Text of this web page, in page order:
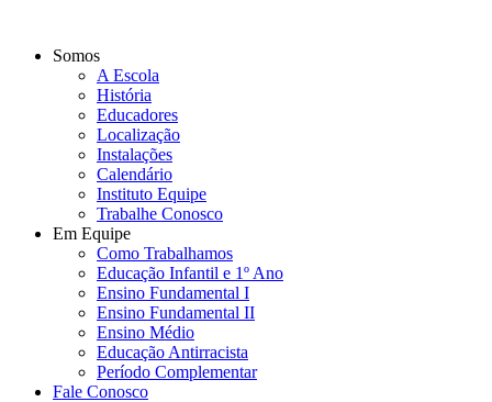
Somos
A Escola
História
Educadores
Localização
Instalações
Calendário
Instituto Equipe
Trabalhe Conosco
Em Equipe
Como Trabalhamos
Educação Infantil e 1º Ano
Ensino Fundamental I
Ensino Fundamental II
Ensino Médio
Educação Antirracista
Período Complementar
Fale Conosco